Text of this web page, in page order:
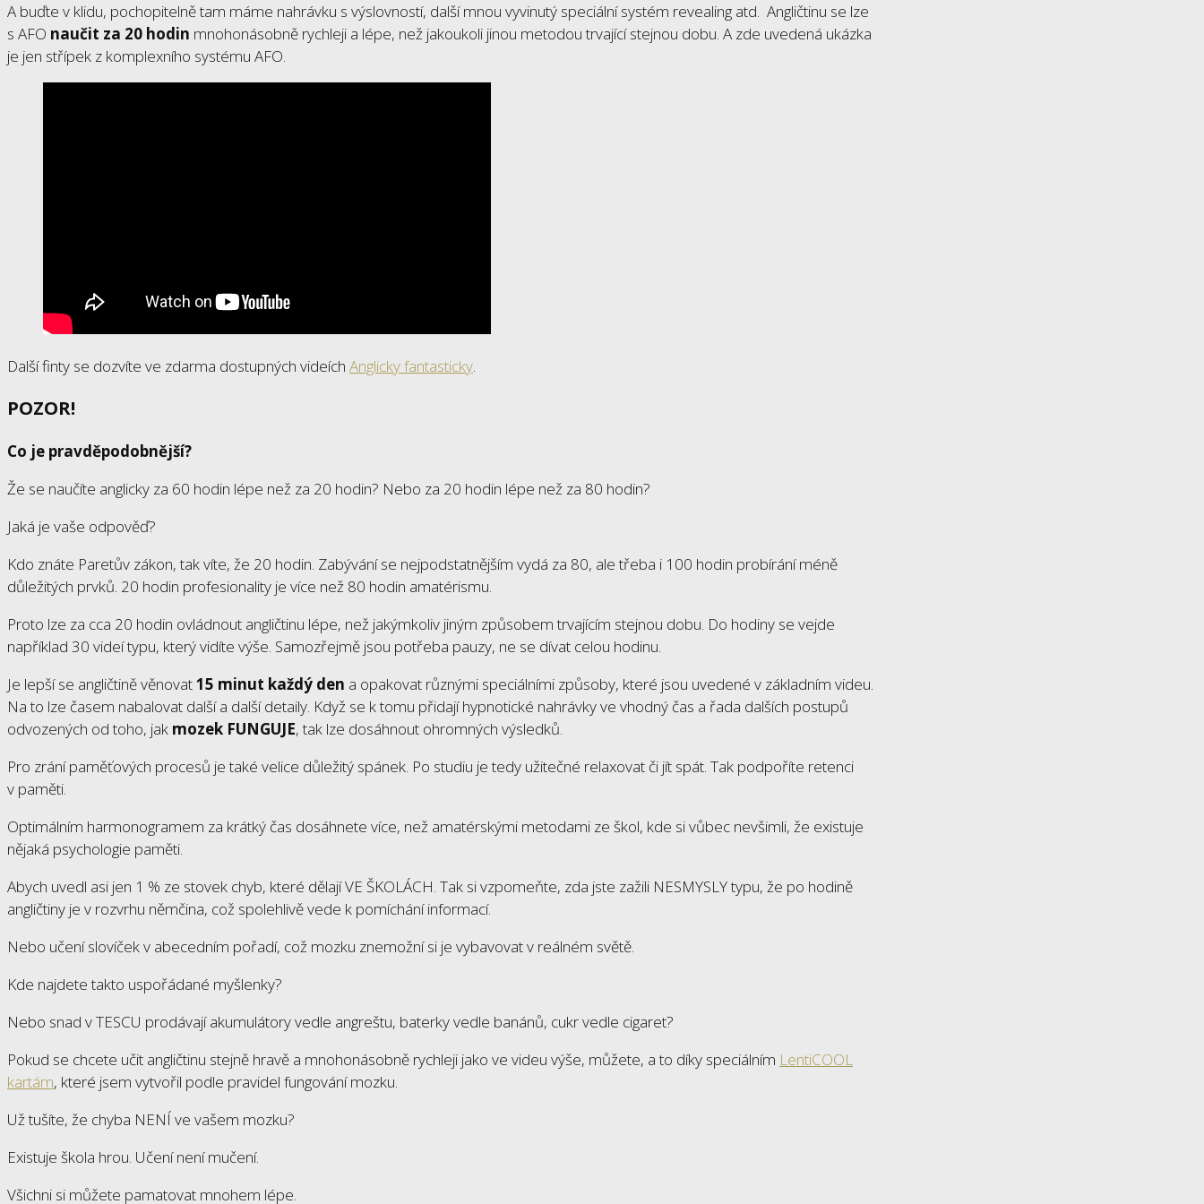
A buďte v klidu, pochopitelně tam máme nahrávku s výslovností, další mnou vyvinutý speciální systém revealing atd. Angličtinu se lze
s AFO naučit za 20 hodin mnohonásobně rychleji a lépe, než jakoukoli jinou metodou trvající stejnou dobu. A zde uvedená ukázka
je jen střípek z komplexního systému AFO.
Další finty se dozvíte ve zdarma dostupných videích Anglicky fantasticky
POZOR!
Co je pravděpodobnější?
Že se naučíte anglicky za 60 hodin lépe než za 20 hodin? Nebo za 20 hodin lépe než za 80 hodin?
Jaká je vaše odpověď?
Kdo znáte Paretův zákon, tak víte, že 20 hodin. Zabývání se nejpodstatnějším vydá za 80, ale třeba i 100 hodin probírání méně
důležitých prvků. 20 hodin profesionality je více než 80 hodin amatérismu.
Proto lze za cca 20 hodin ovládnout angličtinu lépe, než jakýmkoliv jiným způsobem trvajícím stejnou dobu. Do hodiny se vejde
například 30 videí typu, který vidíte výše. Samozřejmě jsou potřeba pauzy, ne se dívat celou hodinu.
Je lepší se angličtině věnovat15 minut každý den a opakovat různými speciálními způsoby, které jsou uvedené v základním videu.
Na to lze časem nabalovat další a další detaily. Když se k tomu přidají hypnotické nahrávky ve vhodný čas a řada dalších postupů
odvozených od toho, jak mozek FUNGUJE, tak lze dosáhnout ohromných výsledků.
Pro zrání paměťových procesů je také velice důležitý spánek. Po studiu je tedy užitečné relaxovat či jít spát. Tak podpoříte retenci
v paměti.
Optimálním harmonogramem za krátký čas dosáhnete více, než amatérskými metodami ze škol, kde si vůbec nevšimli, že existuje
nějaká psychologie paměti.
Abych uvedl asi jen 1 % ze stovek chyb, které dělají VE ŠKOLÁCH. Tak si vzpomeňte, zda jste zažili NESMYSLY typu, že po hodině
angličtiny je v rozvrhu němčina, což spolehlivě vede k pomíchání informací.
Nebo učení slovíček v abecedním pořadí, což mozku znemožní si je vybavovat v reálném světě.
Kde najdete takto uspořádané myšlenky?
Nebo snad v TESCU prodávají akumulátory vedle angreštu, baterky vedle banánů, cukr vedle cigaret?
Pokud se chcete učit angličtinu stejně hravě a mnohonásobně rychleji jako ve videu výše, můžete, a to díky speciálním LentiCOOL
kartám, které jsem vytvořil podle pravidel fungování mozku.
Už tušíte, že chyba NENÍ ve vašem mozku?
Existuje škola hrou. Učení není mučení.
Všichni si můžete pamatovat mnohem lépe.